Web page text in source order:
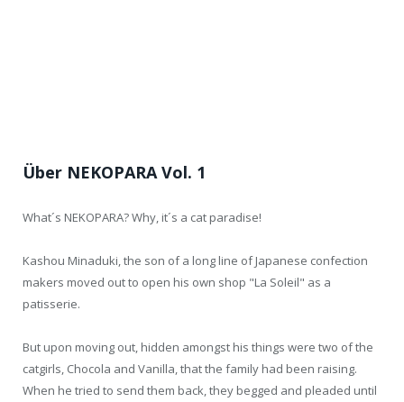
Über NEKOPARA Vol. 1
What´s NEKOPARA? Why, it´s a cat paradise!
Kashou Minaduki, the son of a long line of Japanese confection
makers moved out to open his own shop "La Soleil" as a
patisserie.
But upon moving out, hidden amongst his things were two of the
catgirls, Chocola and Vanilla, that the family had been raising.
When he tried to send them back, they begged and pleaded until